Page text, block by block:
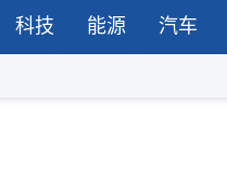
科技 能源 汽车